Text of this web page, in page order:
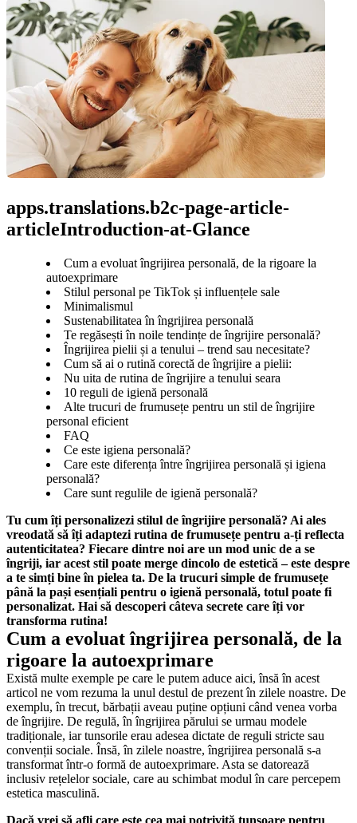
apps.translations.b2c-page-article-
articleIntroduction-at-Glance
Cum a evoluat îngrijirea personală, de la rigoare la
autoexprimare
Stilul personal pe TikTok și influențele sale
Minimalismul
Sustenabilitatea în îngrijirea personală
Te regăsești în noile tendințe de îngrijire personală?
Îngrijirea pielii și a tenului – trend sau necesitate?
Cum să ai o rutină corectă de îngrijire a pielii:
Nu uita de rutina de îngrijire a tenului seara
10 reguli de igienă personală
Alte trucuri de frumusețe pentru un stil de îngrijire
personal eficient
FAQ
Ce este igiena personală?
Care este diferența între îngrijirea personală și igiena
personală?
Care sunt regulile de igienă personală?
Tu cum îți personalizezi stilul de îngrijire personală? Ai ales
vreodată să îți adaptezi rutina de frumusețe pentru a-ți reflecta
autenticitatea? Fiecare dintre noi are un mod unic de a se
îngriji, iar acest stil poate merge dincolo de estetică – este despre
a te simți bine în pielea ta. De la trucuri simple de frumusețe
până la pași esențiali pentru o igienă personală, totul poate fi
personalizat. Hai să descoperi câteva secrete care îți vor
transforma rutina!
Cum a evoluat îngrijirea personală, de la
rigoare la autoexprimare
Există multe exemple pe care le putem aduce aici, însă în acest
articol ne vom rezuma la unul destul de prezent în zilele noastre. De
exemplu, în trecut, bărbații aveau puține opțiuni când venea vorba
de îngrijire. De regulă, în îngrijirea părului se urmau modele
tradiționale, iar tunsorile erau adesea dictate de reguli stricte sau
convenții sociale. Însă, în zilele noastre, îngrijirea personală s-a
transformat într-o formă de autoexprimare. Asta se datorează
inclusiv rețelelor sociale, care au schimbat modul în care percepem
estetica masculină.
Dacă vrei să afli care este cea mai potrivită tunsoare pentru